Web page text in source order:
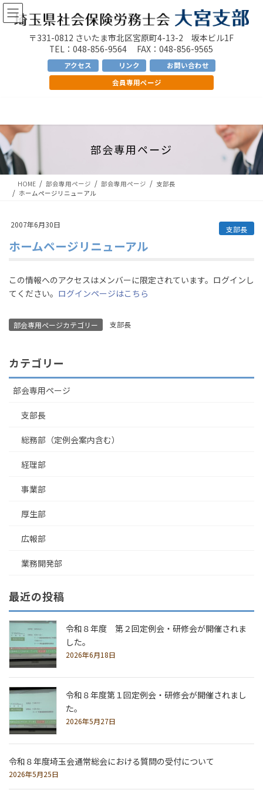
コ
ン
プ
ナ
ビ
動
〒331-0812 さいたま市北区宮原町4-13-2 坂本ビル1F
TEL：048-856-9564 FAX：048-856-9565
アクセス リンク
お問い合わせ
会員専用ページ
部会専用ページ
HOME 部会専用ページ 部会専用ページ
支部長
ホームページリニューアル
2007年6月30日 支部長
ホームページリニューアル
この情報へのアクセスはメンバーに限定されています。ログインし
てください。 ログインページはこちら
部会専用ページカテゴリー 支部長
カテゴリー
部会専用ページ
支部長
総務部（定例会案内含む）
経理部
事業部
厚生部
広報部
業務開発部
最近の投稿
令和８年度 第２回定例会・研修会が開催されま
した。
2026年6月18日
令和８年度第１回定例会・研修会が開催されまし
た。
2026年5月27日
令和８年度埼玉会通常総会における質問の受付について
2026年5月25日